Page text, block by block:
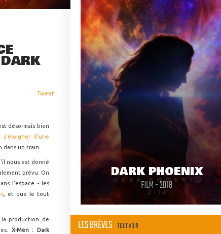
Tweet
désormais bien
s'éloigner d'une
dans un train.
nous est donné
prévu. On
l'espace - les
, et que le tout
production de
X-Men : Dark
DARK PHOENIX
FILM - 2018
LES BRÈVES TOUT VOIR